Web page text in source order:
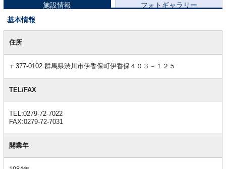
施設情報
フォトギャラリー
基本情報
本住所
〒377-0102 群馬県渋川市伊香保町伊香保４０３－１２５
TEL/FAX
TEL:0279-72-7022
FAX:0279-72-7031
開業年